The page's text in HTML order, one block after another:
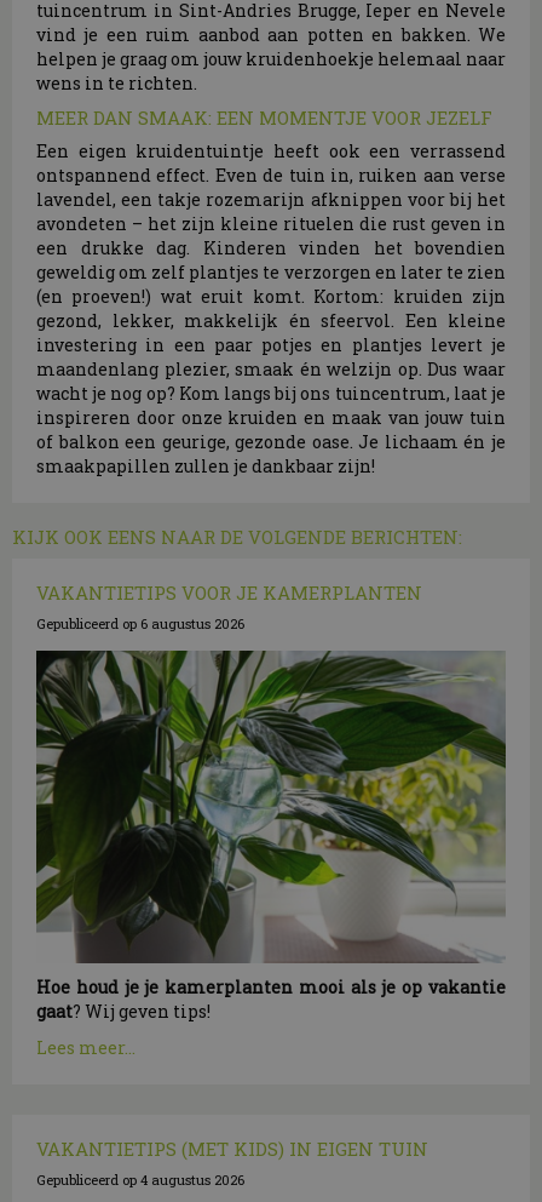
tuincentrum in Sint-Andries Brugge, Ieper en Nevele
vind je een ruim aanbod aan potten en bakken. We
helpen je graag om jouw kruidenhoekje helemaal naar
wens in te richten.
MEER DAN SMAAK: EEN MOMENTJE VOOR JEZELF
Een eigen kruidentuintje heeft ook een verrassend
ontspannend effect. Even de tuin in, ruiken aan verse
lavendel, een takje rozemarijn afknippen voor bij het
avondeten – het zijn kleine rituelen die rust geven in
een drukke dag. Kinderen vinden het bovendien
geweldig om zelf plantjes te verzorgen en later te zien
(en proeven!) wat eruit komt. Kortom: kruiden zijn
gezond, lekker, makkelijk én sfeervol. Een kleine
investering in een paar potjes en plantjes levert je
maandenlang plezier, smaak én welzijn op. Dus waar
wacht je nog op? Kom langs bij ons tuincentrum, laat je
inspireren door onze kruiden en maak van jouw tuin
of balkon een geurige, gezonde oase. Je lichaam én je
smaakpapillen zullen je dankbaar zijn!
KIJK OOK EENS NAAR DE VOLGENDE BERICHTEN:
VAKANTIETIPS VOOR JE KAMERPLANTEN
Gepubliceerd op 6 augustus 2026
Hoe houd je je kamerplanten mooi als je op vakantie
gaat? Wij geven tips!
Lees meer...
VAKANTIETIPS (MET KIDS) IN EIGEN TUIN
Gepubliceerd op 4 augustus 2026